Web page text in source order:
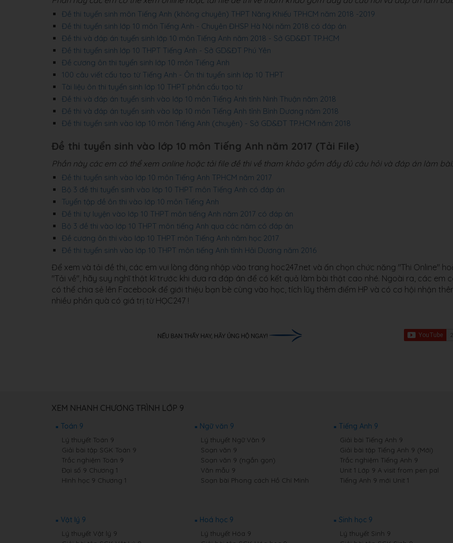
Đề thi tuyển sinh môn Tiếng Anh (không chuyên) THPT Năng Khiếu TPHCM năm 2018 -2019
Đề thi tuyển sinh lớp 10 môn Tiếng Anh - Chuyên ĐHSP Hà Nội năm 2018 có đáp án
Đề thi và đáp án tuyển sinh lớp 10 môn Tiếng Anh năm 2018 - Sở GD&ĐT TP.HCM
Đề thi tuyển sinh lớp 10 THPT Tiếng Anh - Sở GD&ĐT Phú Yên
Đề cương ôn thi tuyển sinh lớp 10 môn Tiếng Anh
100 câu viết cấu tạo từ Tiếng Anh - Ôn thi tuyển sinh lớp 10 THPT
Tài liệu ôn thi tuyển sinh lớp 10 THPT phần cấu tạo từ
Đề thi và đáp án tuyển sinh vào lớp 10 môn Tiếng Anh tỉnh Ninh Thuận năm 2018
Đề thi và đáp án tuyển sinh vào lớp 10 môn Tiếng Anh tỉnh Bình Dương năm 2018
Đề thi tuyển sinh vào lớp 10 môn Tiếng Anh (chuyên) - Sở GD&ĐT TP.HCM năm 2018
Đề thi tuyển sinh vào lớp 10 môn Tiếng Anh năm 2017 (Tải File)
Phần này các em có thể xem online hoặc tải file đề thi về tham khảo gồm đầy đủ câu hỏi và đáp án làm bài.
Đề thi tuyển sinh vào lớp 10 môn Tiếng Anh TPHCM năm 2017
Bộ 3 đề thi tuyển sinh vào lớp 10 THPT môn Tiếng Anh có đáp án
Tuyển tập đề ôn thi vào lớp 10 môn Tiếng Anh
Đề thi tự luyện vào lớp 10 THPT môn tiếng Anh năm 2017 có đáp án
Bộ 3 đề thi vào lớp 10 THPT môn tiếng Anh qua các năm có đáp án
Đề cương ôn thi vào lớp 10 THPT môn Tiếng Anh năm học 2017
Đề thi tuyển sinh vào lớp 10 THPT môn tiếng Anh tỉnh Hải Dương năm 2016
Để xem và tải đề thi, các em vui lòng đăng nhập vào trang hoc247.net và ấn chọn chức năng "Thi Online"
"Tải về", hãy suy nghĩ thật kĩ trước khi đưa ra đáp án để có kết quả làm bài thật cao nhé. Ngoài ra, các em
có thể chia sẻ lên Facebook để giới thiệu bạn bè cùng vào học, tích lũy thêm điểm HP và có cơ hội nhận
nhiều phần quà có giá trị từ HỌC247 !
XEM NHANH CHƯƠNG TRÌNH LỚP 9
Toán 9
Lý thuyết Toán 9
Giải bài tập SGK Toán 9
Trắc nghiệm Toán 9
Đại số 9 Chương 1
Hình học 9 Chương 1
Ngữ văn 9
Lý thuyết Ngữ Văn 9
Soạn văn 9
Soạn văn 9 (ngắn gọn)
Văn mẫu 9
Soạn bài Phong cách Hồ Chí Minh
Tiếng Anh 9
Giải bài Tiếng Anh 9
Giải bài tập Tiếng Anh 9 (Mới)
Trắc nghiệm Tiếng Anh 9
Unit 1 Lớp 9 A visit from pen pal
Tiếng Anh 9 mới Unit 1
Vật lý 9
Lý thuyết Vật lý 9
Hoá học 9
Lý thuyết Hóa 9
Sinh học 9
Lý thuyết Sinh 9